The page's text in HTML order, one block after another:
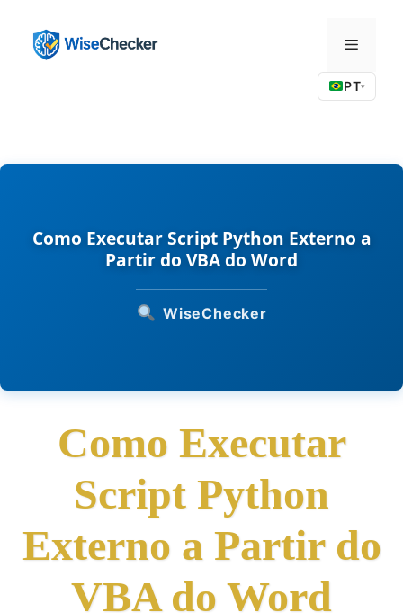
Menu
PT▾
Como Executar Script Python Externo a
Partir do VBA do Word
WiseChecker
Como Executar
Script Python
Externo a Partir do
VBA do Word